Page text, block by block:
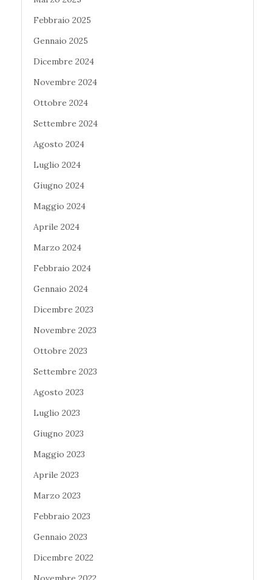
Febbraio 2025
Gennaio 2025
Dicembre 2024
Novembre 2024
Ottobre 2024
Settembre 2024
Agosto 2024
Luglio 2024
Giugno 2024
Maggio 2024
Aprile 2024
Marzo 2024
Febbraio 2024
Gennaio 2024
Dicembre 2023
Novembre 2023
Ottobre 2023
Settembre 2023
Agosto 2023
Luglio 2023
Giugno 2023
Maggio 2023
Aprile 2023
Marzo 2023
Febbraio 2023
Gennaio 2023
Dicembre 2022